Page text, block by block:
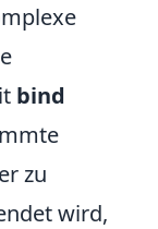
bind
zu
wird,